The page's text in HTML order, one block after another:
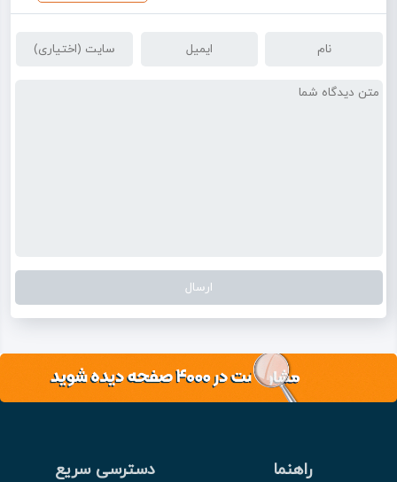
راهنما دسترسی سریع